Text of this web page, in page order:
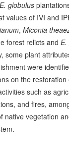
E. globulus
values of IVI and
, Miconia
forest relicts and E.
some plant
were
on the restoration
such as
and fires,
native vegetation